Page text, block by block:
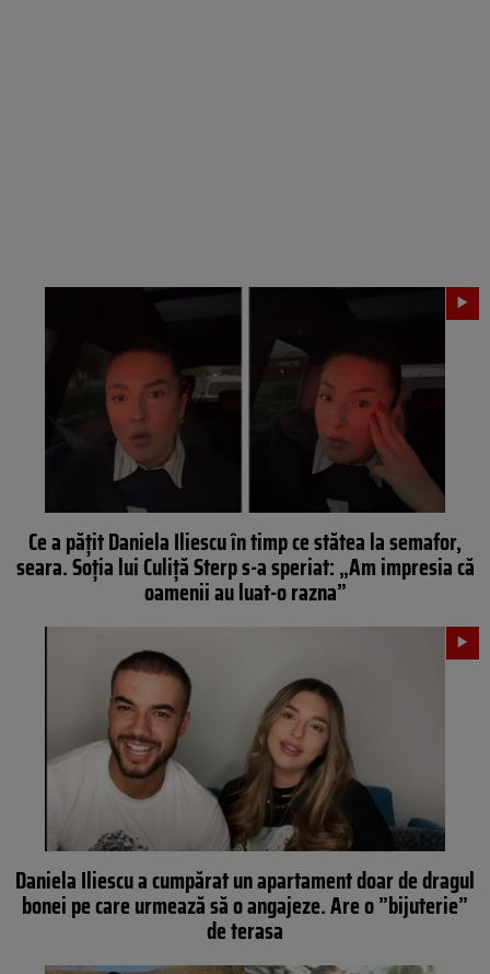
Ce a pățit Daniela Iliescu în timp ce stătea la semafor,
seara. Soția lui Culiță Sterp s-a speriat: „Am impresia că
oamenii au luat-o razna”
Daniela Iliescu a cumpărat un apartament doar de dragul
bonei pe care urmează să o angajeze. Are o ”bijuterie”
de terasa